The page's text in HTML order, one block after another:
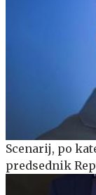
Scenarij, po
predsednik